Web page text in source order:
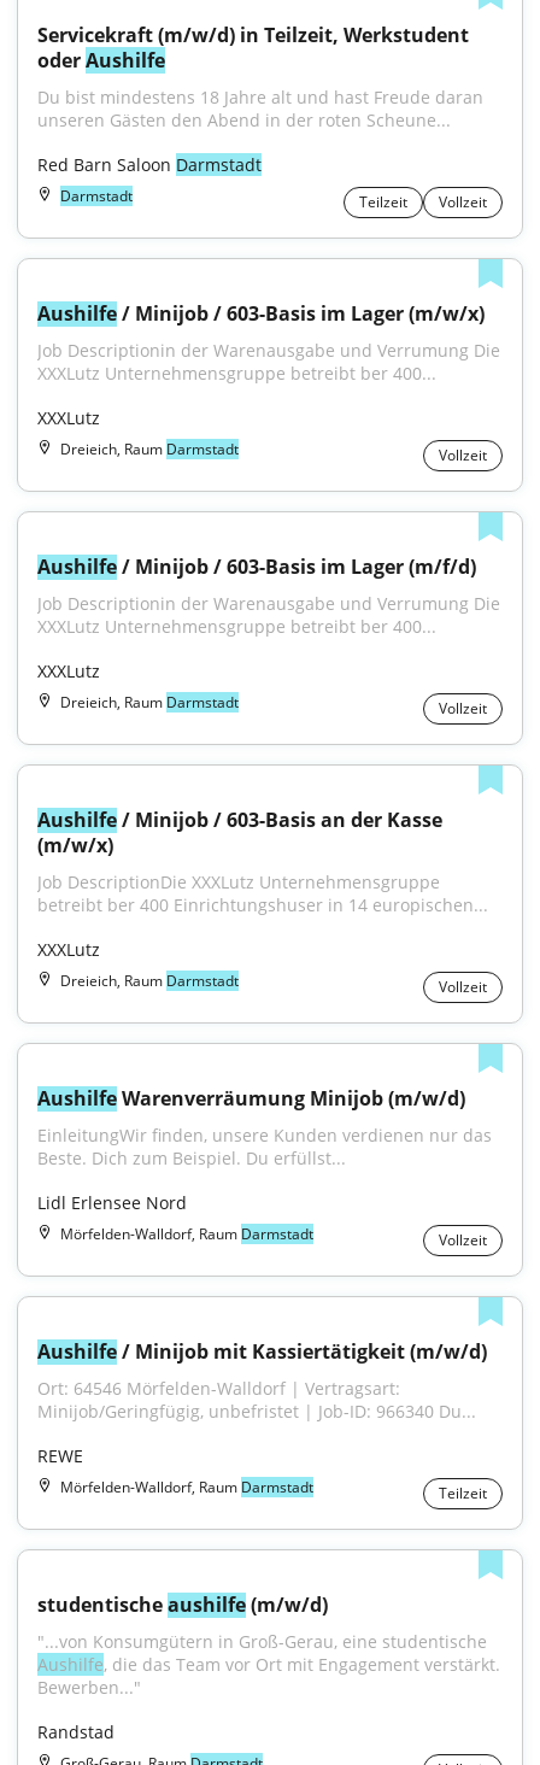
Servicekraft (m/w/d) in Teilzeit, Werkstudent
oder Aushilfe
Du bist mindestens 18 Jahre alt und hast Freude daran
unseren Gästen den Abend in der roten Scheune...
Red Barn Saloon Darmstadt
Darmstadt Teilzeit Vollzeit
Aushilfe / Minijob / 603-Basis im Lager (m/w/x)
Job Descriptionin der Warenausgabe und Verrumung Die
XXXLutz Unternehmensgruppe betreibt ber 400...
XXXLutz
Dreieich, Raum Darmstadt Vollzeit
Aushilfe / Minijob / 603-Basis im Lager (m/f/d)
Job Descriptionin der Warenausgabe und Verrumung Die
XXXLutz Unternehmensgruppe betreibt ber 400...
XXXLutz
Dreieich, Raum Darmstadt Vollzeit
Aushilfe / Minijob / 603-Basis an der Kasse
(m/w/x)
Job DescriptionDie XXXLutz Unternehmensgruppe
betreibt ber 400 Einrichtungshuser in 14 europischen...
XXXLutz
Dreieich, Raum Darmstadt Vollzeit
Aushilfe Warenverräumung Minijob (m/w/d)
EinleitungWir finden, unsere Kunden verdienen nur das
Beste. Dich zum Beispiel. Du erfüllst...
Lidl Erlensee Nord
Mörfelden-Walldorf, Raum Darmstadt Vollzeit
Aushilfe / Minijob mit Kassiertätigkeit (m/w/d)
Ort: 64546 Mörfelden-Walldorf | Vertragsart:
Minijob/Geringfügig, unbefristet | Job-ID: 966340 Du...
REWE
Mörfelden-Walldorf, Raum Darmstadt Teilzeit
studentische aushilfe (m/w/d)
Aushilfe, die das Team vor Ort mit Engagement verstärkt.
Bewerben..."
Randstad